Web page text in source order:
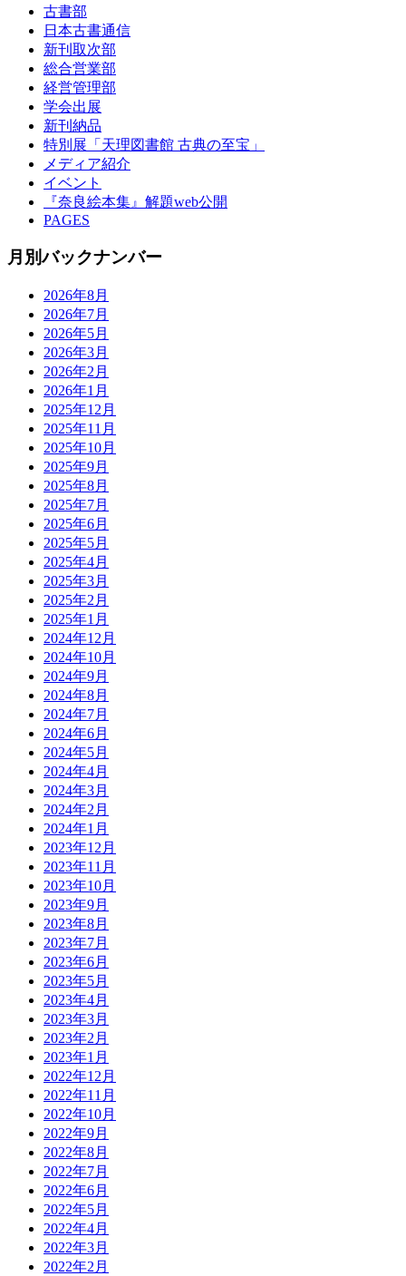
古書部
日本古書通信
新刊取次部
総合営業部
経営管理部
学会出展
新刊納品
特別展「天理図書館 古典の至宝」
メディア紹介
イベント
『奈良絵本集』解題web公開
PAGES
月別バックナンバー
2026年8月
2026年7月
2026年5月
2026年3月
2026年2月
2026年1月
2025年12月
2025年11月
2025年10月
2025年9月
2025年8月
2025年7月
2025年6月
2025年5月
2025年4月
2025年3月
2025年2月
2025年1月
2024年12月
2024年10月
2024年9月
2024年8月
2024年7月
2024年6月
2024年5月
2024年4月
2024年3月
2024年2月
2024年1月
2023年12月
2023年11月
2023年10月
2023年9月
2023年8月
2023年7月
2023年6月
2023年5月
2023年4月
2023年3月
2023年2月
2023年1月
2022年12月
2022年11月
2022年10月
2022年9月
2022年8月
2022年7月
2022年6月
2022年5月
2022年4月
2022年3月
2022年2月